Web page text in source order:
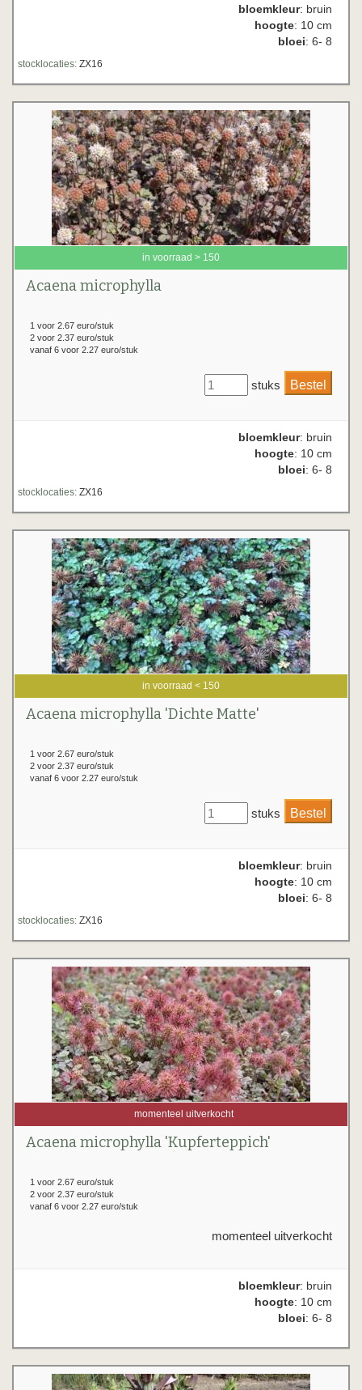
bloemkleur: bruin
hoogte: 10 cm
bloei: 6- 8
stocklocaties: ZX16
in voorraad > 150
Acaena microphylla
1 voor 2.67 euro/stuk
2 voor 2.37 euro/stuk
vanaf 6 voor 2.27 euro/stuk
stuks
bloemkleur: bruin
hoogte: 10 cm
bloei: 6- 8
stocklocaties: ZX16
in voorraad < 150
Acaena microphylla 'Dichte Matte'
1 voor 2.67 euro/stuk
2 voor 2.37 euro/stuk
vanaf 6 voor 2.27 euro/stuk
stuks
bloemkleur: bruin
hoogte: 10 cm
bloei: 6- 8
stocklocaties: ZX16
momenteel uitverkocht
Acaena microphylla 'Kupferteppich'
1 voor 2.67 euro/stuk
2 voor 2.37 euro/stuk
vanaf 6 voor 2.27 euro/stuk
momenteel uitverkocht
bloemkleur: bruin
hoogte: 10 cm
bloei: 6- 8